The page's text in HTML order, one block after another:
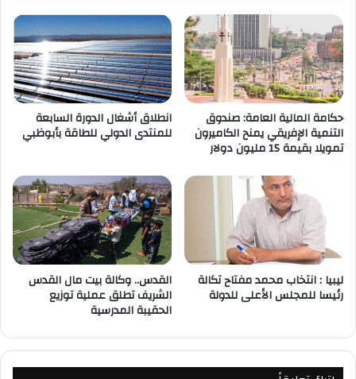
حكامة المالية العامة: صندوق
التنمية الإفريقي يمنح الكاميرون
تمويلا بقيمة 15 مليون دولار
انطلاق أشغال الدورة السابعة
للمنتدى الدولي للطاقة بأبوظبي
ليبيا : انتخاب محمد مفتاح تكالة
رئيسا للمجلس الأعلى للدولة
القدس.. وكالة بيت مال القدس
الشريف تطلق عملية توزيع
الحقيبة المدرسية